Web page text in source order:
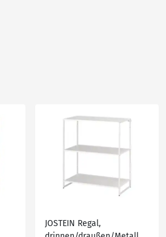
JOSTEIN Regal,